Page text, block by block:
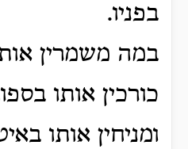
בפניו.
במה משמרין
כורכין אותו
ומניחין אותו